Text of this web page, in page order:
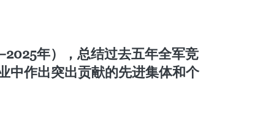
年），总结过去五年全军竞
中作出突出贡献的先进集体和个